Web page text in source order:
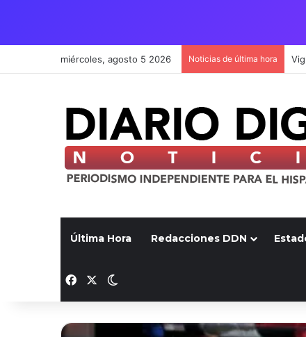
miércoles, agosto 5 2026 Noticias de última hora
Última Hora Redacciones DDN
Facebook